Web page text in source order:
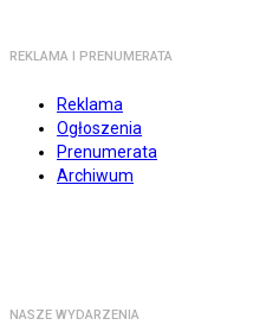
REKLAMA I PRENUMERATA
Reklama
Ogłoszenia
Prenumerata
Archiwum
NASZE WYDARZENIA